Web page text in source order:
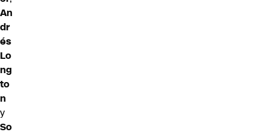
An
dr
és
Lo
ng
to
n
y
So